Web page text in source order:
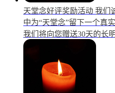
天堂念好评奖励活动 我们
中为“天堂念”留下一个真
我们将向您赠送30天的长明